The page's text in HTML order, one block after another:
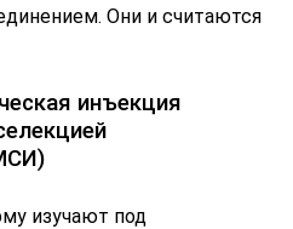
Они и считаются
инъекция
изучают под